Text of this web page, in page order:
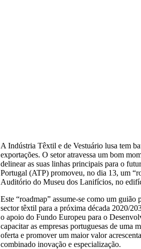
A Indústria Têxtil e de Vestuário lusa tem
exportações. O setor atravessa um bom
delinear as suas linhas principais para o
Portugal (ATP) promoveu, no dia 13, um
Auditório do Museu dos Lanifícios, no
Este “roadmap” assume-se como um guião
sector têxtil para a próxima década 2020/
o apoio do Fundo Europeu para o
capacitar as empresas portuguesas de uma
oferta e promover um maior valor
combinado inovação e especialização.